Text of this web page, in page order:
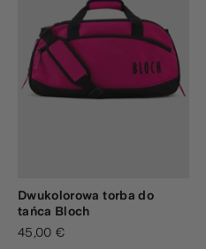
Dwukolorowa torba do
tańca Bloch
45,00 €